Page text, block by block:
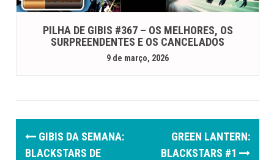
PILHA DE GIBIS #367 – OS MELHORES, OS
SURPREENDENTES E OS CANCELADOS
9 de março, 2026
P
GIBIS DA SEMANA:
BLACKSTARS DE
GREEN LANTERN:
BLACKSTARS #1